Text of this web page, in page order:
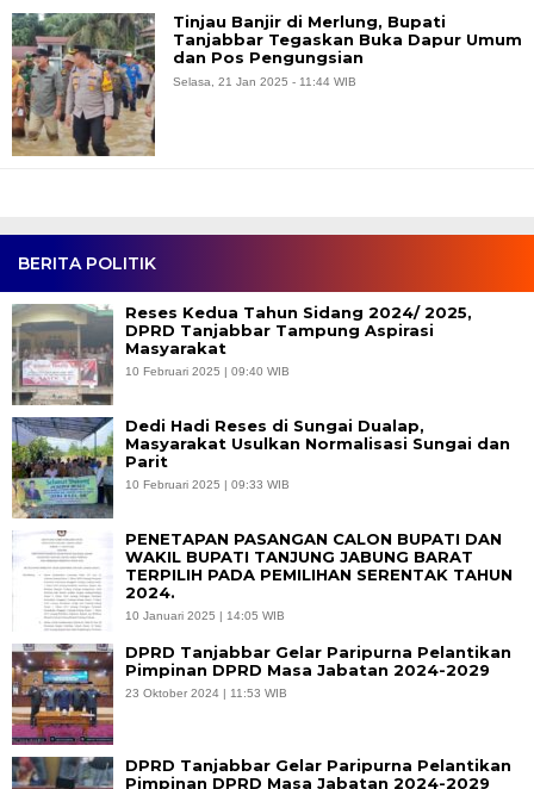
BERITA POLITIK
Reses Kedua Tahun Sidang 2024/ 2025,
DPRD Tanjabbar Tampung Aspirasi
Masyarakat
10 Februari 2025 | 09:40 WIB
Dedi Hadi Reses di Sungai Dualap,
Masyarakat Usulkan Normalisasi Sungai dan
Parit
10 Februari 2025 | 09:33 WIB
PENETAPAN PASANGAN CALON BUPATI DAN
WAKIL BUPATI TANJUNG JABUNG BARAT
TERPILIH PADA PEMILIHAN SERENTAK TAHUN
2024.
10 Januari 2025 | 14:05 WIB
DPRD Tanjabbar Gelar Paripurna Pelantikan
Pimpinan DPRD Masa Jabatan 2024-2029
23 Oktober 2024 | 11:53 WIB
DPRD Tanjabbar Gelar Paripurna Pelantikan
Pimpinan DPRD Masa Jabatan 2024-2029
Tinjau Banjir di Merlung, Bupati
Tanjabbar Tegaskan Buka Dapur Umum
dan Pos Pengungsian
Selasa, 21 Jan 2025 - 11:44 WIB